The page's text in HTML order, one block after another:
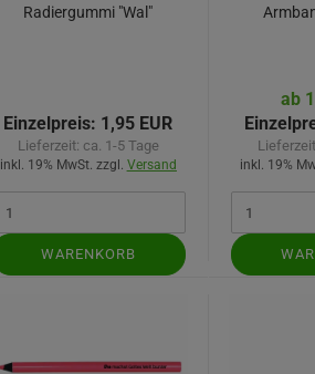
Radiergummi "Wal"
Einzelpreis: 1,95 EUR
Lieferzeit: ca. 1-5 Tage
inkl. 19% MwSt. zzgl. Versand
WARENKORB
ab
inkl. 19%